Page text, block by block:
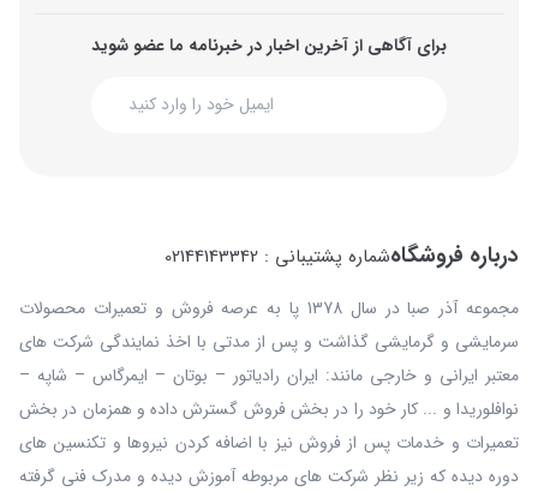
برای آگاهی از آخرین اخبار در خبرنامه ما عضو شوید
درباره فروشگاهشماره پشتیبانی : 02144143342
مجموعه آذر صبا در سال 1378 پا به عرصه فروش و تعمیرات محصولات
سرمایشی و گرمایشی گذاشت و پس از مدتی با اخذ نمایندگی شرکت های
معتبر ایرانی و خارجی مانند: ایران رادیاتور – بوتان – ایمرگاس – شاپه –
نوافلوریدا و ... کار خود را در بخش فروش گسترش داده و همزمان در بخش
تعمیرات و خدمات پس از فروش نیز با اضافه کردن نیروها و تکنسین های
دوره دیده که زیر نظر شرکت های مربوطه آموزش دیده و مدرک فنی گرفته